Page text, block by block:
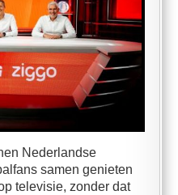
Nederlandse
samen genieten
televisie, zonder dat